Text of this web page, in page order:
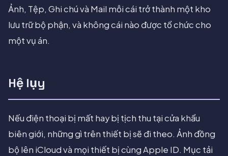
Ảnh, Tệp, Ghi chú và Mail mỗi cái trở thành một kho
lưu trữ bộ phận, và không cái nào được tổ chức cho
một vụ án.
Hệ lụy
Nếu điện thoại bị mất hay bị tịch thu tại cửa khẩu
biên giới, những gì trên thiết bị sẽ đi theo. Ảnh đồng
bộ lên iCloud và mọi thiết bị cùng Apple ID. Mục tải